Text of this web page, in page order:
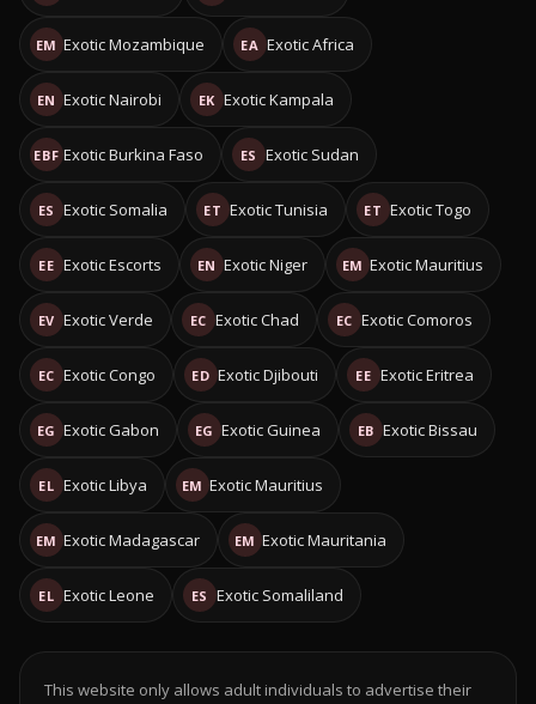
EM Exotic Mozambique EA Exotic Africa
EN Exotic Nairobi EK Exotic Kampala
EBF Exotic Burkina Faso ES Exotic Sudan
ES Exotic Somalia ET Exotic Tunisia ET Exotic Togo
EE Exotic Escorts EN Exotic Niger EM Exotic Mauritius
EV Exotic Verde EC Exotic Chad EC Exotic Comoros
EC Exotic Congo ED Exotic Djibouti EE Exotic Eritrea
EG Exotic Gabon EG Exotic Guinea EB Exotic Bissau
EL Exotic Libya EM Exotic Mauritius
EM Exotic Madagascar EM Exotic Mauritania
EL Exotic Leone ES Exotic Somaliland
This website only allows adult individuals to advertise their